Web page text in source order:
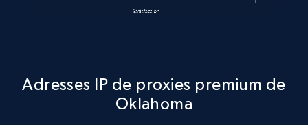
Adresses IP de proxies premium de
Oklahoma